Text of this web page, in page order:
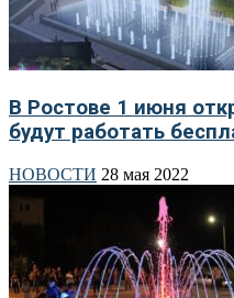
В Ростове 1 июня
будут работать
НОВОСТИ 28 мая 2022